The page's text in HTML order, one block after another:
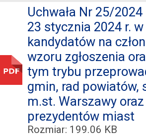
Uchwała Nr 25/
23 stycznia 2024 r.
kandydatów na
wzoru zgłoszenia
tym trybu
gmin, rad powiatów,
m.st. Warszawy
prezydentów miast
Rozmiar: 199.06 KB